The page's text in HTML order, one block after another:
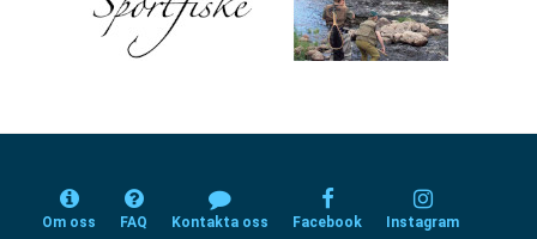
Om oss FAQ Kontakta oss Facebook Instagram